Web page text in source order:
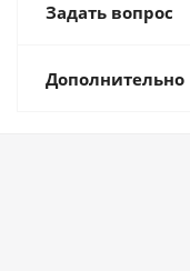
Задать вопрос
Дополнительно